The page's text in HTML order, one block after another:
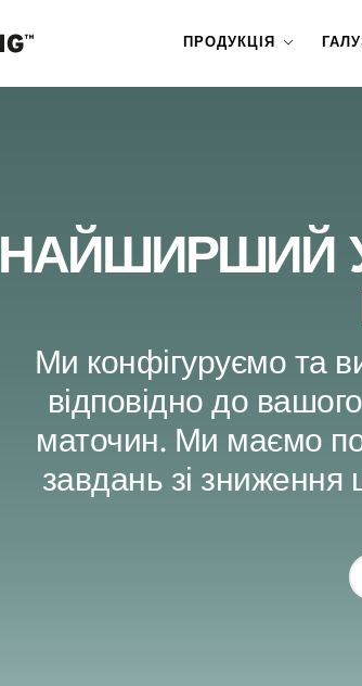
ПРОДУКЦІЯ
НАЙШИРШИЙ
Ми конфігуруємо та
відповідно до
маточин. Ми маємо
завдань зі зниження